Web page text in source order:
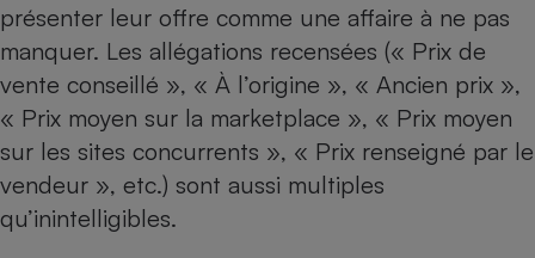
présenter leur offre comme une affaire à ne pas
manquer. Les allégations recensées (« Prix de
vente conseillé », « À l’origine », « Ancien prix »,
« Prix moyen sur la marketplace », « Prix moyen
sur les sites concurrents », « Prix renseigné par le
vendeur », etc.) sont aussi multiples
qu’inintelligibles.
Robot ménager